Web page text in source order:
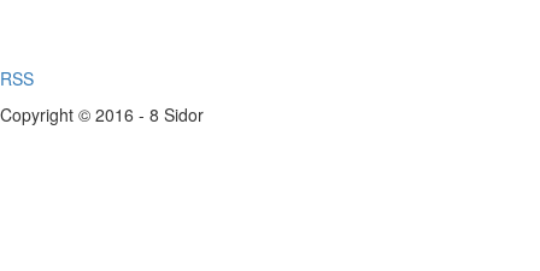
RSS
Copyright © 2016 - 8 Sidor